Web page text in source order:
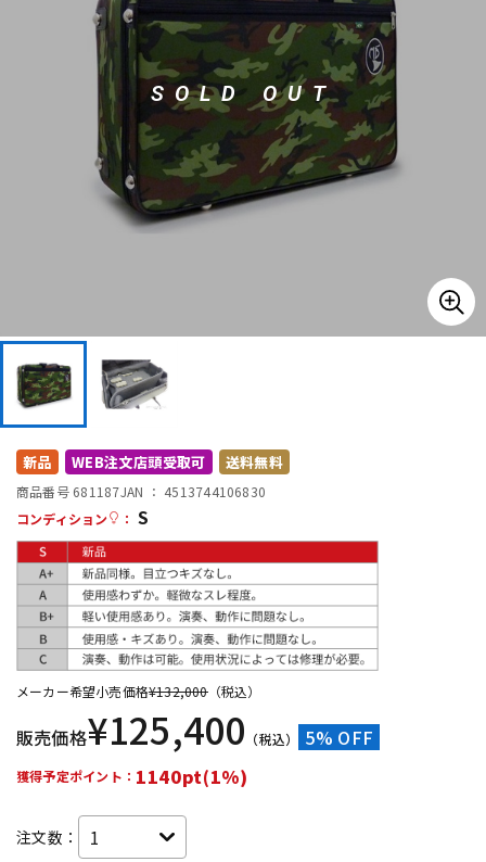
キーボード 電子ピアノ
管楽器 その他楽器
アンプ
DTM オンライン納品
配信/ライブ機器
SOLD OUT
新品 WEB注文店頭受取可 送料無料
商品番号 681187JAN ： 4513744106830
コンディション
： S
メーカー希望小売価格¥132,000（税込）
販売価格¥125,400 （税込） 5% OFF
獲得予定ポイント： 1140pt(1%)
注文数：